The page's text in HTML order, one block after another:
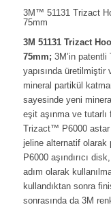
3M™ 51131 Trizact
75mm
3M 51131 Trizact
75mm; 3M’in
yapısında üretilmiştir
mineral partikül
sayesinde yeni
eşit aşınma ve
Trizact™ P6000 astar
jeline alternatif olarak
P6000 aşındırıcı
adım olarak
kullandıktan sonra
sonrasında da 3M